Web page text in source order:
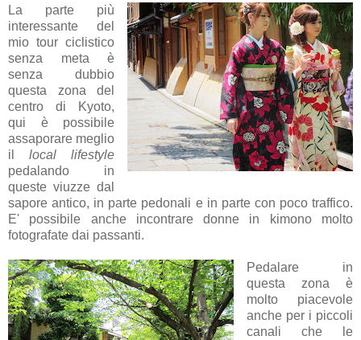
La parte più
interessante del
mio tour ciclistico
senza meta è
senza dubbio
questa zona del
centro di Kyoto,
qui è possibile
assaporare meglio
illocal lifestyle
pedalando in
queste viuzze dal
sapore antico, in parte pedonali e in parte con poco traffico.
E' possibile anche incontrare donne in kimono molto
fotografate dai passanti.
Pedalare in
questa zona è
molto piacevole
anche per i piccoli
canali che le